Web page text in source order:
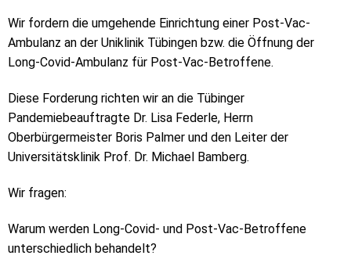
Wir fordern die umgehende Einrichtung einer Post-Vac-
Ambulanz an der Uniklinik Tübingen bzw. die Öffnung der
Long-Covid-Ambulanz für Post-Vac-Betroffene.
Diese Forderung richten wir an die Tübinger
Pandemiebeauftragte Dr. Lisa Federle, Herrn
Oberbürgermeister Boris Palmer und den Leiter der
Universitätsklinik Prof. Dr. Michael Bamberg.
Wir fragen:
Warum werden Long-Covid- und Post-Vac-Betroffene
unterschiedlich behandelt?